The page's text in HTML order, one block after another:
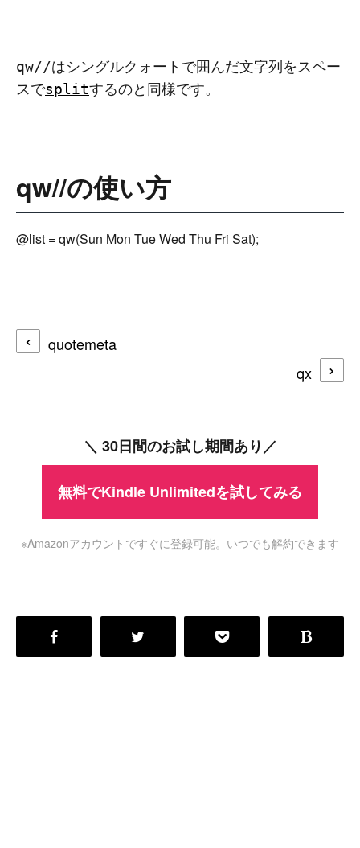
qw//はシングルクォートで囲んだ文字列をスペー
スでsplitするのと同様です。
qw//の使い方
quotemeta
qx
＼ 30日間のお試し期間あり／
無料でKindle Unlimitedを試してみる
※Amazonアカウントですぐに登録可能。いつでも解約できます